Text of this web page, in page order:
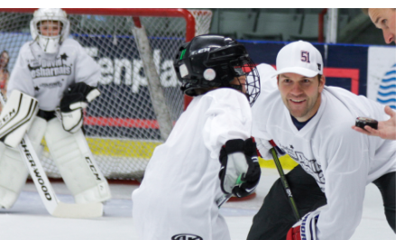
NOUVELLES
NOUS JOINDRE